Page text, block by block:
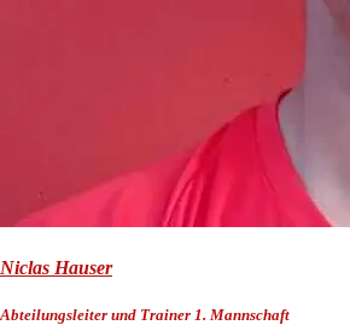
Niclas Hauser
Abteilungsleiter und Trainer 1. Mannschaft